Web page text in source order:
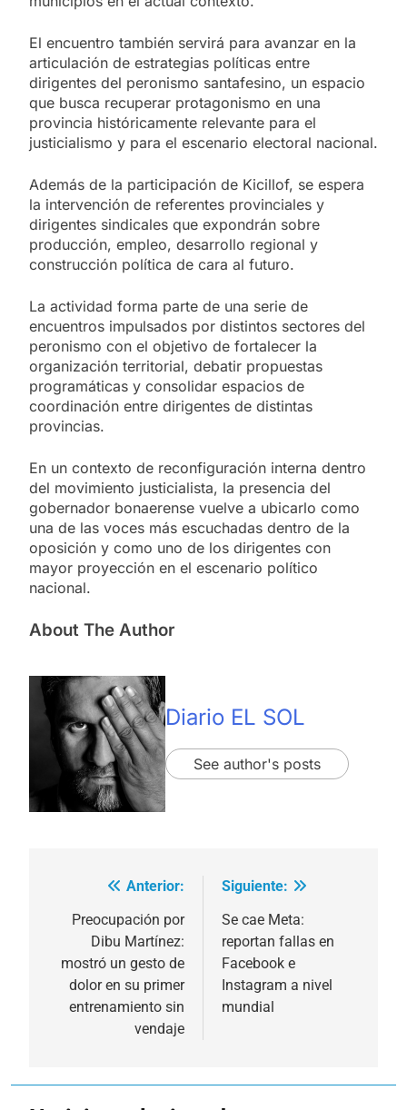
El encuentro también servirá para avanzar en la
articulación de estrategias políticas entre
dirigentes del peronismo santafesino, un espacio
que busca recuperar protagonismo en una
provincia históricamente relevante para el
justicialismo y para el escenario electoral nacional.
Además de la participación de Kicillof, se espera
la intervención de referentes provinciales y
dirigentes sindicales que expondrán sobre
producción, empleo, desarrollo regional y
construcción política de cara al futuro.
La actividad forma parte de una serie de
encuentros impulsados por distintos sectores del
peronismo con el objetivo de fortalecer la
organización territorial, debatir propuestas
programáticas y consolidar espacios de
coordinación entre dirigentes de distintas
provincias.
En un contexto de reconfiguración interna dentro
del movimiento justicialista, la presencia del
gobernador bonaerense vuelve a ubicarlo como
una de las voces más escuchadas dentro de la
oposición y como uno de los dirigentes con
mayor proyección en el escenario político
nacional.
About The Author
Diario EL SOL
See author's posts
Navegación
entradas
Anterior:
Preocupación por
Dibu Martínez:
mostró un gesto de
dolor en su primer
entrenamiento sin
vendaje
Siguiente:
Se cae Meta:
reportan fallas en
Facebook e
Instagram a nivel
mundial